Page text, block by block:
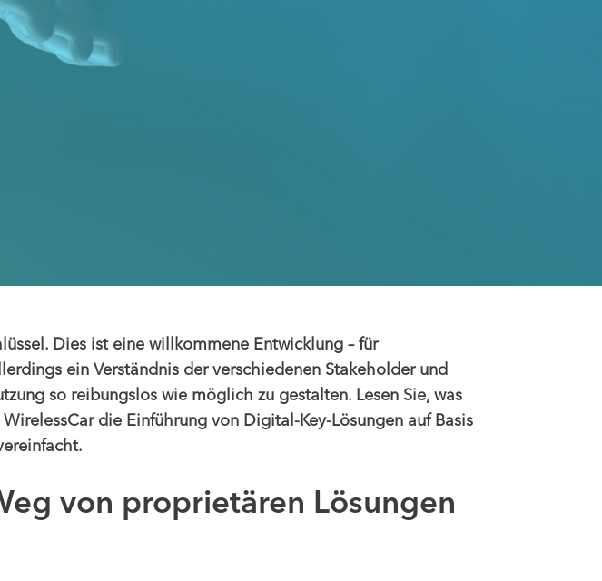
Dies ist eine willkommene Entwicklung – für
ein Verständnis der verschiedenen Stakeholder und
so reibungslos wie möglich zu gestalten. Lesen Sie, was
die Einführung von Digital-Key-Lösungen auf Basis
von proprietären Lösungen